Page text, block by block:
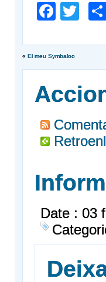
« El meu Symbaloo
Date : 03